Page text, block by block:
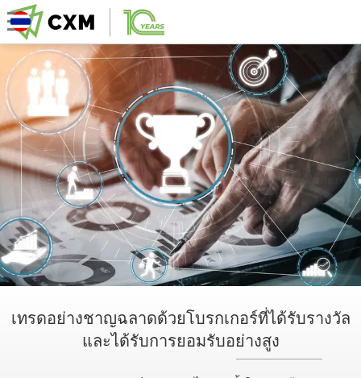
เทรดอย่างชาญฉลาดด้วยโบรกเกอร์ที่ได้รับรางวัล
และได้รับการยอมรับอย่างสูง